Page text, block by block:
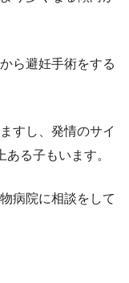
ら避妊手術をする
すし、発情のサイ
る子もいます。
病院に相談をして